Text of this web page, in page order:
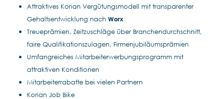
Attraktives Korian Vergütungsmodell mit transparenter
Gehaltsentwicklung nach Worx
Treueprämien, Zeitzuschläge über Branchendurchschnitt,
faire Qualifikationszulagen, Firmenjubiläumsprämien
Umfangreiches Mitarbeiterwerbungsprogramm mit
attraktiven Konditionen
Mitarbeiterrabatte bei vielen Partnern
Korian Job Bike